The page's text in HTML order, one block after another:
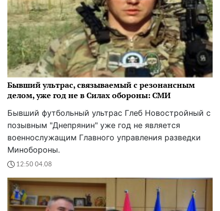
Бывший ультрас, связываемый с резонансным
делом, уже год не в Силах обороны: СМИ
Бывший футбольный ультрас Глеб Новостройный с
позывным "Днепрянин" уже год не является
военнослужащим Главного управления разведки
Минобороны.
12:50 04.08